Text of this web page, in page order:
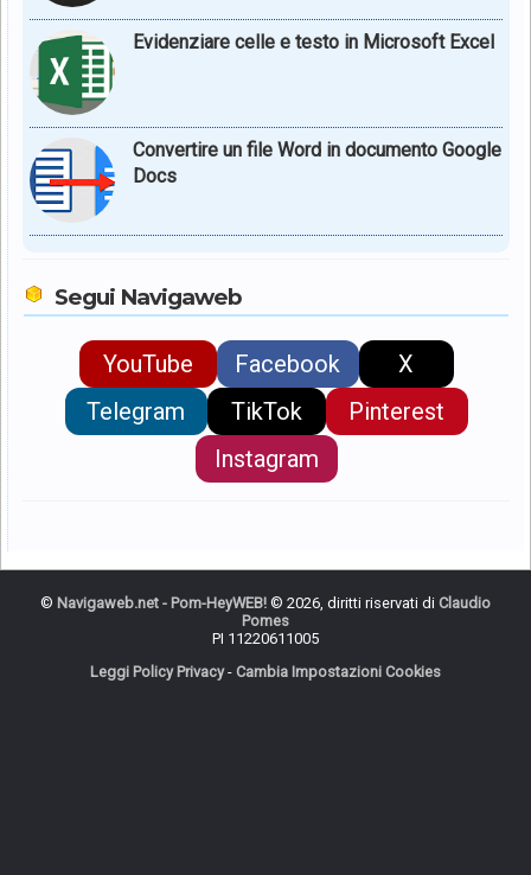
Evidenziare celle e testo in Microsoft Excel
Convertire un file Word in documento Google
Docs
Segui Navigaweb
YouTube Facebook
X
Telegram
TikTok
Pinterest
Instagram
© Navigaweb.net - Pom-HeyWEB! © 2026, diritti riservati di Claudio
Pomes
PI 11220611005
Leggi Policy Privacy- Cambia Impostazioni Cookies